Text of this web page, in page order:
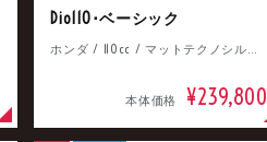
Dio110･ベーシック
ホンダ / 110cc / マットテクノシルバーメタリック
本体価格 ¥239,800